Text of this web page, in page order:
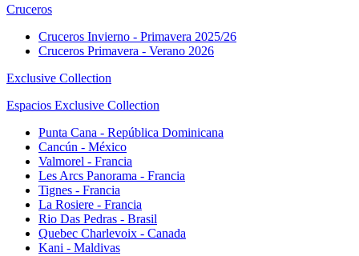
Cruceros
Cruceros Invierno - Primavera 2025/26
Cruceros Primavera - Verano 2026
Exclusive Collection
Espacios Exclusive Collection
Punta Cana - República Dominicana
Cancún - México
Valmorel - Francia
Les Arcs Panorama - Francia
Tignes - Francia
La Rosiere - Francia
Rio Das Pedras - Brasil
Quebec Charlevoix - Canada
Kani - Maldivas